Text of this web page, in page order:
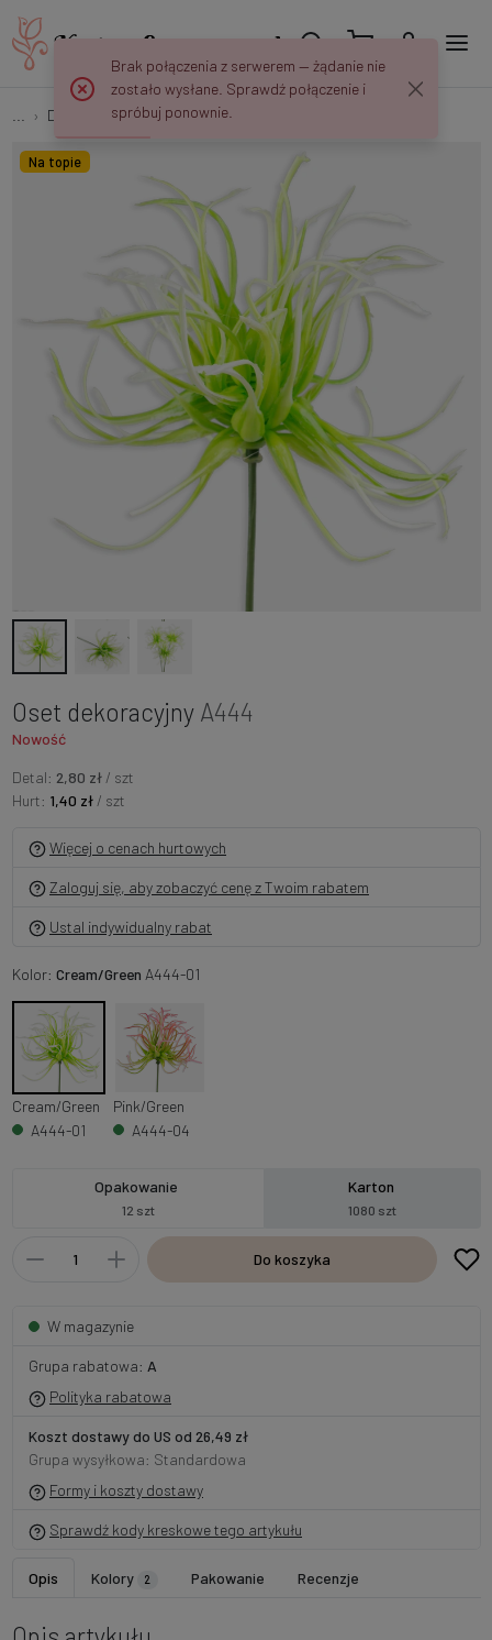
Dodatki i wypełniacze Oset dekoracyjny A444
Na topie
Oset dekoracyjny A444
Nowość
Detal: 2,80 zł / szt
Hurt: 1,40 zł / szt
Więcej o cenach hurtowych
Zaloguj się, aby zobaczyć cenę z Twoim rabatem
Ustal indywidualny rabat
Kolor: Cream/Green A444-01
Cream/Green
A444-01
Pink/Green
A444-04
Opakowanie
12 szt
Karton
1080 szt
Do koszyka
W magazynie
Grupa rabatowa: A
Polityka rabatowa
Koszt dostawy do US od 26,49 zł
Grupa wysyłkowa: Standardowa
Formy i koszty dostawy
Sprawdź kody kreskowe tego artykułu
Opis Kolory 2 Pakowanie Recenzje
Brak połączenia z serwerem — żądanie nie
zostało wysłane. Sprawdź połączenie i
spróbuj ponownie.